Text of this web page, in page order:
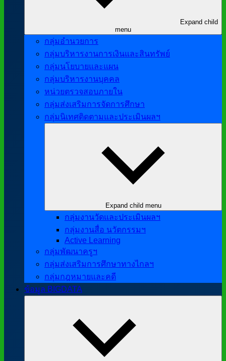
Expand child
menu
กลุ่มอำนวยการ
กลุ่มบริหารงานการเงินและสินทรัพย์
กลุ่มนโยบายและแผน
กลุ่มบริหารงานบุคคล
หน่วยตรวจสอบภายใน
กลุ่มส่งเสริมการจัดการศึกษา
กลุ่มนิเทศติดตามและประเมินผลฯ
Expand child menu
กลุ่มงานวัดและประเมินผลฯ
กลุ่มงานสื่อ นวัตกรรมฯ
Active Learning
กลุ่มพัฒนาครูฯ
กลุ่มส่งเสริมการศึกษาทางไกลฯ
กลุ่มกฎหมายและคดี
ข้อมูล BIGDATA